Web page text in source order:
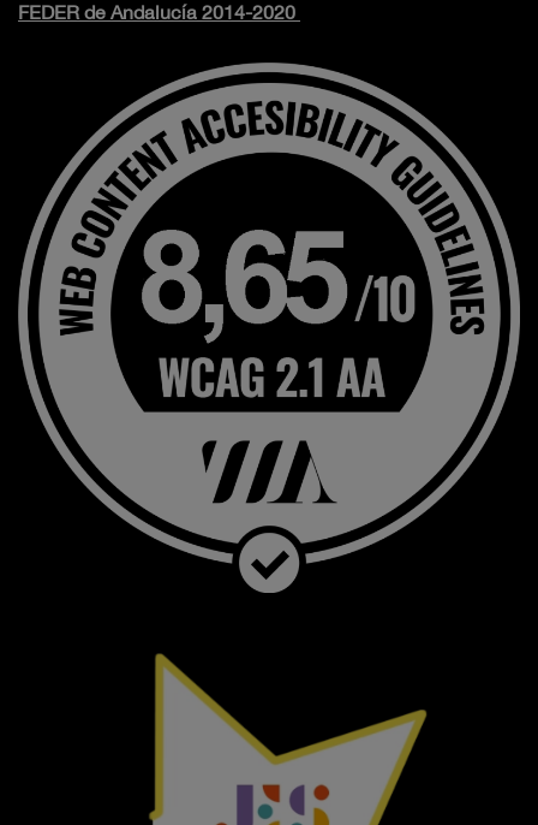
FEDER de Andalucía 2014-2020